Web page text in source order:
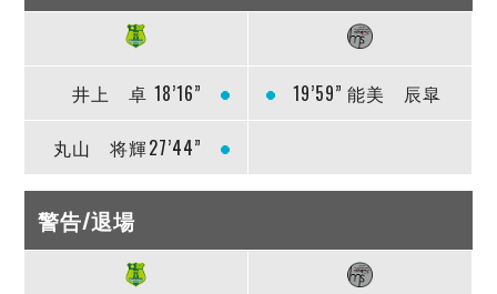
井上 卓 18’16” 19’59” 能美 辰皐
丸山 将輝27’44”
警告/退場